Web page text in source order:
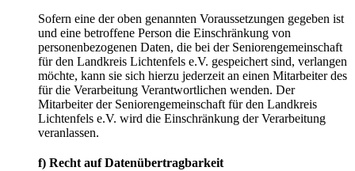
Sofern eine der oben genannten Voraussetzungen gegeben ist
und eine betroffene Person die Einschränkung von
personenbezogenen Daten, die bei der Seniorengemeinschaft
für den Landkreis Lichtenfels e.V. gespeichert sind, verlangen
möchte, kann sie sich hierzu jederzeit an einen Mitarbeiter des
für die Verarbeitung Verantwortlichen wenden. Der
Mitarbeiter der Seniorengemeinschaft für den Landkreis
Lichtenfels e.V. wird die Einschränkung der Verarbeitung
veranlassen.
f) Recht auf Datenübertragbarkeit